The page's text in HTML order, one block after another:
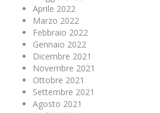
Aprile 2022
Marzo 2022
Febbraio 2022
Gennaio 2022
Dicembre 2021
Novembre 2021
Ottobre 2021
Settembre 2021
Agosto 2021